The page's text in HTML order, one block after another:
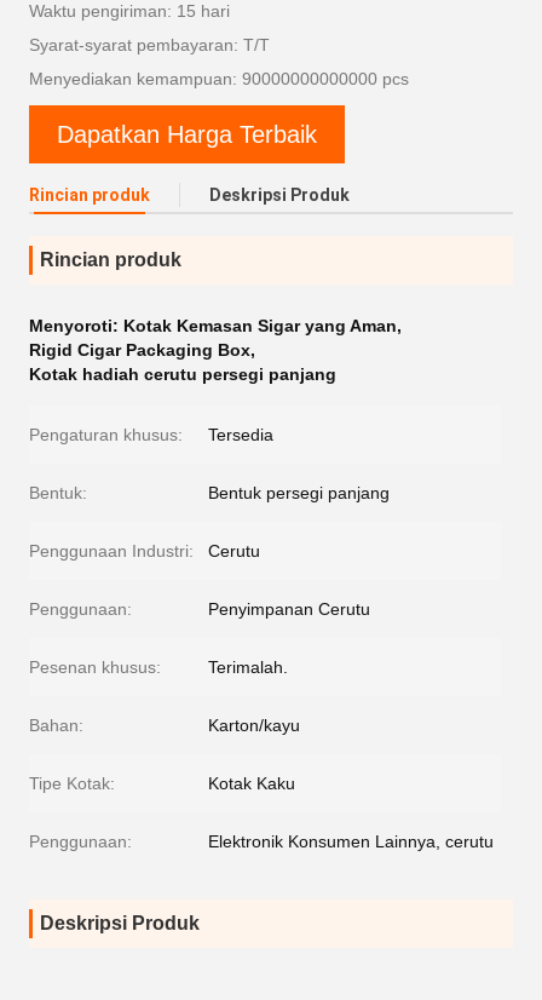
Waktu pengiriman: 15 hari
Syarat-syarat pembayaran: T/T
Menyediakan kemampuan: 90000000000000 pcs
Dapatkan Harga Terbaik
Rincian produk Deskripsi Produk
Rincian produk
Menyoroti: Kotak Kemasan Sigar yang Aman,
Rigid Cigar Packaging Box,
Kotak hadiah cerutu persegi panjang
Pengaturan khusus: Tersedia
Bentuk: Bentuk persegi panjang
Penggunaan Industri: Cerutu
Penggunaan: Penyimpanan Cerutu
Pesenan khusus: Terimalah.
Bahan: Karton/kayu
Tipe Kotak: Kotak Kaku
Penggunaan: Elektronik Konsumen Lainnya, cerutu
Deskripsi Produk